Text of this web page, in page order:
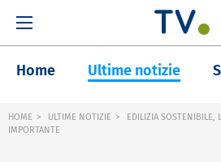
Home Ultime notizie
HOME ULTIME NOTIZIE
EDILIZIA SOSTENIBILE,
IMPORTANTE